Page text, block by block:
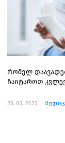
რომელ
ჩაიტაროთ
23. 05. 2025